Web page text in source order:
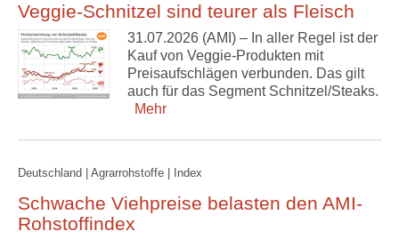
Veggie-Schnitzel sind teurer als Fleisch
31.07.2026 (AMI) – In aller Regel ist der
Kauf von Veggie-Produkten mit
Preisaufschlägen verbunden. Das gilt
auch für das Segment Schnitzel/Steaks.
Mehr
Deutschland | Agrarrohstoffe | Index
Schwache Viehpreise belasten den AMI-
Rohstoffindex